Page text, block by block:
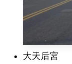
大天后宮